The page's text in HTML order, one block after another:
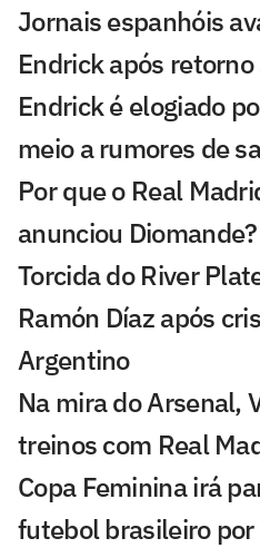
Jornais espanhóis
Endrick após
Endrick é elogiado
meio a rumores de
Por que o Real
anunciou
Torcida do River
Ramón Díaz após
Argentino
Na mira do Arsenal,
treinos com Real
Copa Feminina irá
futebol brasileiro